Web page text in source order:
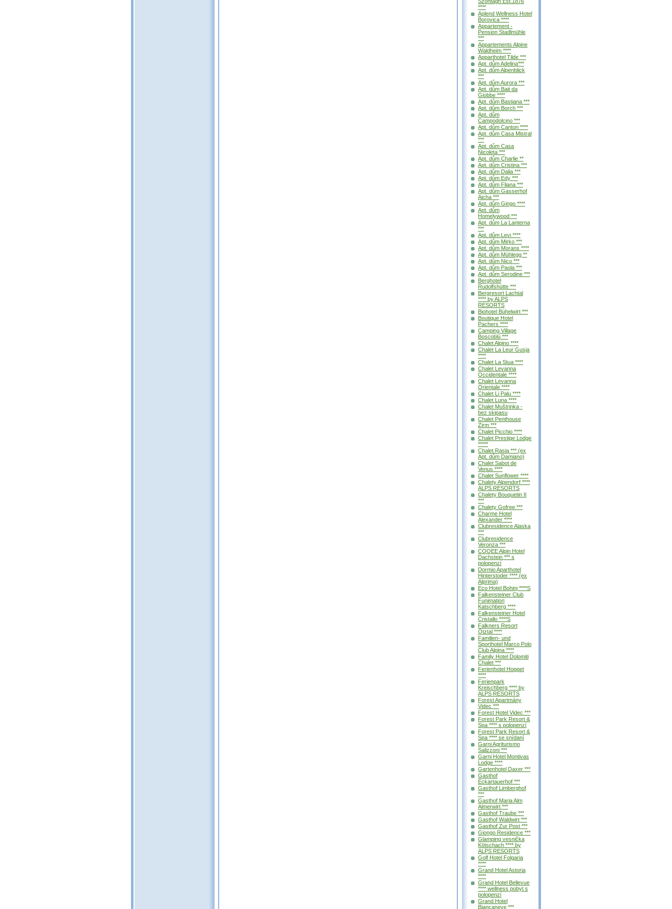
****
Aplend Wellness Hotel
Borovica ****
Appartement -
Pension Stadlmühle
***
Appartements Alpine
Waldheim ****
Apparthotel Tilde ***
Apt. dům Adelina***
Apt. dům Alpenblick
***
Apt. dům Aurora ***
Apt. dům Bait da
Giobbe ****
Apt. dům Bastiana ***
Apt. dům Borch ***
Apt. dům
Campodolcino ***
Apt. dům Canton ****
Apt. dům Casa Mistral
***
Apt. dům Casa
Nicoleta ***
Apt. dům Charlie **
Apt. dům Cristina ***
Apt. dům Dalia ***
Apt. dům Edy ***
Apt. dům Fliana ***
Apt. dům Gasserhof
Aicha ***
Apt. dům Gingo ****
Apt. dům
Homelywood ***
Apt. dům La Lanterna
***
Apt. dům Levi ****
Apt. dům Mirko ***
Apt. dům Morans ****
Apt. dům Mühlegg **
Apt. dům Nico ***
Apt. dům Paola ***
Apt. dům Serodine ***
Berghotel
Rudolfshütte ***
Bergresort Lachtal
**** by ALPS
RESORTS
Biohotel Bühelwirt ***
Boutique Hotel
Pachers ****
Camping Village
Boscoblú ***
Chalet Alpino ****
Chalet La Leur Gusja
****
Chalet La Stua ****
Chalet Levanna
Occidentale ****
Chalet Levanna
Orientale ****
Chalet Li Palu ****
Chalet Luna ****
Chalet Muštrinka -
bez skipasu
Chalet Penthouse
Zirm ***
Chalet Picchio ****
Chalet Prestige Lodge
*****
Chalet Rasia *** (ex
Apt. dům Damiano)
Chalet Sabot de
Venus ****
Chalet Sunflower ****
Chalety Alpendorf ****
ALPS RESORTS
Chalety Bouquetin II
***
Chalety Gofree ***
Charme Hotel
Alexander ****
Clubresidence Alaska
***
Clubresidence
Veronza ***
COOEE Alpin Hotel
Dachstein *** s
polopenzí
Dormio Aparthotel
Hinterstoder **** (ex
Alprima)
Eco Hotel Bohinj ****S
Falkensteiner Club
Funimation
Katschberg ****
Falkensteiner Hotel
Cristallo ****S
Falkners Resort
Ötztal ****
Familien- und
Sporthotel Marco Polo
Club Alpina ****
Family Hotel Dolomiti
Chalet ***
Ferienhotel Hoppet
****
Ferienpark
Kreischberg **** by
ALPS RESORTS
Forest Apartmány
Videc ***
Forest Hotel Videc ***
Forest Park Resort &
Spa **** s polopenzí
Forest Park Resort &
Spa **** se snídaní
Garni Agriturismo
Salizzoni ***
Garni Hotel Montivas
Lodge ****
Gartenhotel Daxer ***
Gasthof
Eckartauerhof ***
Gasthof Limberghof
***
Gasthof Maria Alm
Almerwirt ***
Gasthof Traube ***
Gasthof Waldwirt ***
Gasthof Zur Post ***
Giongo Residence ***
Glamping vesnička
Kötschach **** by
ALPS RESORTS
Golf Hotel Folgaria
****
Grand Hotel Astoria
****
Grand Hotel Bellevue
**** wellness pobyt s
polopenzí
Grand Hotel
Biancaneve ***